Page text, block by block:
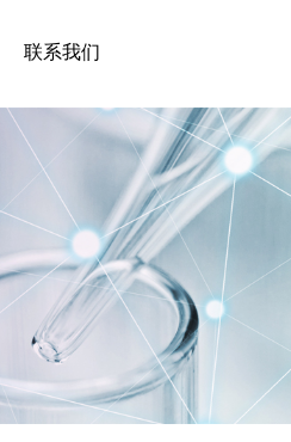
联系我们